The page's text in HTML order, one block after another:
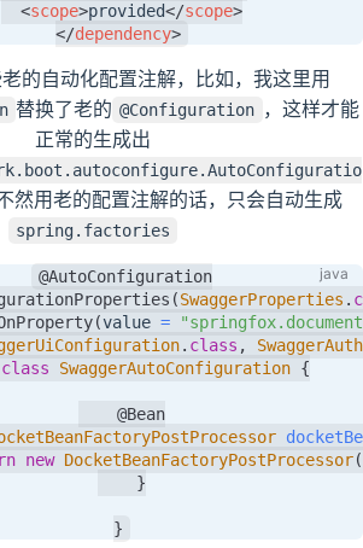
<scope>provided</scope>
</dependency>
的自动化配置注解，比如，我这里用
替换了老的 @Configuration ，这样才能
正常的生成出
然用老的配置注解的话，只会自动生成
spring.factories
@AutoConfiguration
(SwaggerProperties .
(value =
. class ,
class SwaggerAutoConfiguration {
@Bean
new DocketBeanFactoryPostProcessor(
}
}